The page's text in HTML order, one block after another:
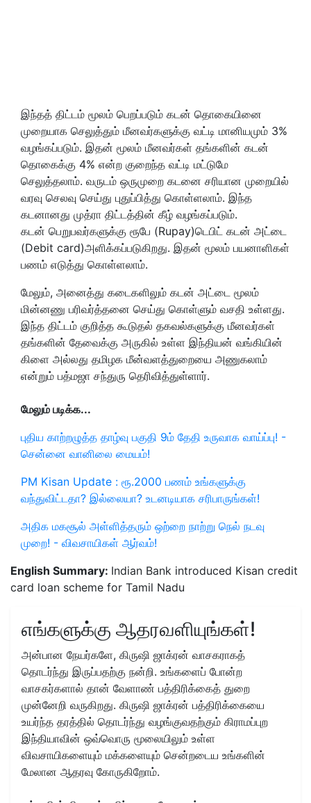
இந்தத் திட்டம் மூலம் பெறப்படும் கடன் தொகையினை
முறையாக செலுத்தும் மீனவர்களுக்கு வட்டி மானியமும்‌ 3%
வழங்கப்படும். இதன் மூலம் மீனவர்கள் தங்களின் கடன்
தொகைக்கு 4% என்ற குறைந்த வட்டி மட்டுமே
செலுத்தலாம். வருடம்‌ ஒருமுறை கடனை சரியான முறையில்‌
வரவு செலவு செய்து புதுப்பித்து கொள்ளலாம்‌. இந்த
கடனானது முத்ரா திட்டத்தின்‌ கீழ்‌ வழங்கப்படும்‌.
கடன்‌ பெறுபவர்களுக்கு ரூபே (Rupay)டெபிட் கடன்‌ அட்டை
(Debit card)அளிக்கப்படுகிறது. இதன்‌ மூலம்‌ பயனாளிகள்‌
பணம்‌ எடுத்து கொள்ளலாம்‌.
மேலும்‌, அனைத்து கடைகளிலும்‌ கடன்‌ அட்டை மூலம்‌
மின்னணு பரிவர்த்தனை செய்து கொள்ளும்‌ வசதி உள்ளது.
இந்த திட்டம் குறித்த கூடுதல் தகவல்களுக்கு மீனவர்கள்
தங்களின்‌ தேவைக்கு அருகில்‌ உள்ள இந்தியன்‌ வங்கியின்‌
கிளை அல்லது தமிழக மீன்வளத்துறையை அணுகலாம்‌
என்றும் பத்மஜா சந்துரு தெரிவித்துள்ளார்.
மேலும் படிக்க...
புதிய காற்றழுத்த தாழ்வு பகுதி 9ம் தேதி உருவாக வாய்ப்பு! -
சென்னை வானிலை மையம்!
PM Kisan Update : ரூ.2000 பணம் உங்களுக்கு
வந்துவிட்டதா? இல்லையா? உடனடியாக சரிபாருங்கள்!
அதிக மகசூல் அள்ளித்தரும் ஒற்றை நாற்று நெல் நடவு
முறை! - விவசாயிகள் ஆர்வம்!
English Summary: Indian Bank introduced Kisan credit
card loan scheme for Tamil Nadu
எங்களுக்கு ஆதரவளியுங்கள்!
அன்பான நேயர்களே, கிருஷி ஜாக்ரன் வாசகராகத்
தொடர்ந்து இருப்பதற்கு நன்றி. உங்களைப் போன்ற
வாசகர்களால் தான் வேளாண் பத்திரிக்கைத் துறை
முன்னேறி வருகிறது. கிருஷி ஜாக்ரன் பத்திரிக்கையை
உயர்ந்த தரத்தில் தொடர்ந்து வழங்குவதற்கும் கிராமப்புற
இந்தியாவின் ஒவ்வொரு மூலையிலும் உள்ள
விவசாயிகளையும் மக்களையும் சென்றடைய உங்களின்
மேலான ஆதரவு கோருகிறோம்.